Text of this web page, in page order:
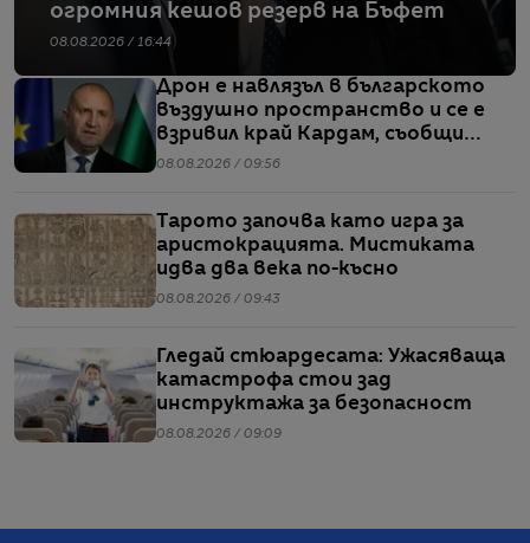
огромния кешов резерв на Бъфет
08.08.2026 / 16:44
Дрон е навлязъл в българското
въздушно пространство и се е
взривил край Кардам, съобщи
Радев
08.08.2026 / 09:56
Тарото започва като игра за
аристокрацията. Мистиката
идва два века по-късно
08.08.2026 / 09:43
Гледай стюардесата: Ужасяваща
катастрофа стои зад
инструктажа за безопасност
08.08.2026 / 09:09